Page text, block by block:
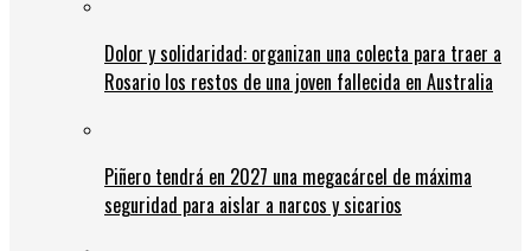
Dolor y solidaridad: organizan una colecta para traer a
Rosario los restos de una joven fallecida en Australia
Piñero tendrá en 2027 una megacárcel de máxima
seguridad para aislar a narcos y sicarios